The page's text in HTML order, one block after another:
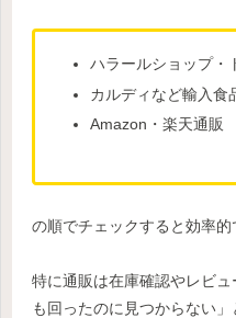
ハラールショップ・
カルディなど輸入食
Amazon・楽天通販
の順でチェックすると効率的
特に通販は在庫確認やレビ
も回ったのに見つからない